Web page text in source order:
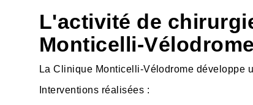
L'activité de
Monticelli-Vélodrome
La Clinique Monticelli-Vélodrome développe
Interventions réalisées :